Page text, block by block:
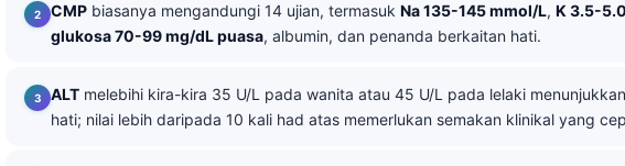
CMP biasanya mengandungi 14 ujian, termasuk Na 135-145 mmol/L, K 3.5-
glukosa 70-99 mg/dL puasa, albumin, dan penanda berkaitan hati.
ALT melebihi kira-kira 35 U/L pada wanita atau 45 U/L pada lelaki
hati; nilai lebih daripada 10 kali had atas memerlukan semakan klinikal yang